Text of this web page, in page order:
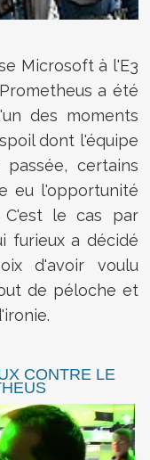
Microsoft à l'E3
a été
des moments
dont l'équipe
certains
eu l'opportunité
le cas par
furieux a décidé
d'avoir voulu
de péloche et
CONTRE LE